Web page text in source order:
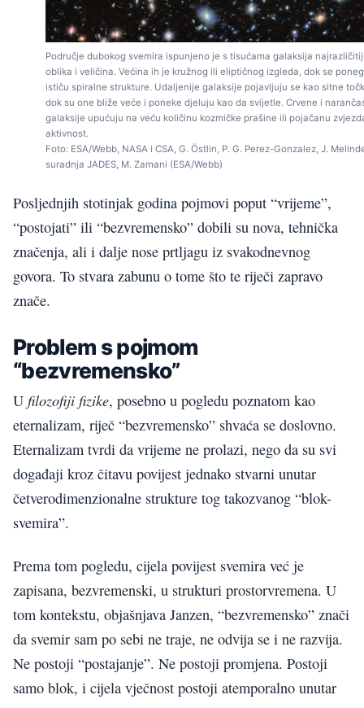
Područje dubokog svemira ispunjeno je s tisućama galaksija
oblika i veličina. Većina ih je kružnog ili eliptičnog izgleda, dok se
ističu spiralne strukture. Udaljenije galaksije pojavljuju se kao sitne
dok su one bliže veće i poneke djeluju kao da svijetle. Crvene i
galaksije upućuju na veću količinu kozmičke prašine ili pojačanu
aktivnost.
Foto: ESA/Webb, NASA i CSA, G. Östlin, P. G. Perez-Gonzalez, J.
suradnja JADES, M. Zamani (ESA/Webb)
Posljednjih stotinjak godina pojmovi poput “vrijeme”,
“postojati” ili “bezvremensko” dobili su nova, tehnička
značenja, ali i dalje nose prtljagu iz svakodnevnog
govora. To stvara zabunu o tome što te riječi zapravo
znače.
Problem s pojmom
“bezvremensko”
U filozofiji fizike, posebno u pogledu poznatom kao
eternalizam, riječ “bezvremensko” shvaća se doslovno.
Eternalizam tvrdi da vrijeme ne prolazi, nego da su svi
događaji kroz čitavu povijest jednako stvarni unutar
četverodimenzionalne strukture tog takozvanog “blok-
svemira”.
Prema tom pogledu, cijela povijest svemira već je
zapisana, bezvremenski, u strukturi prostorvremena. U
tom kontekstu, objašnjava Janzen, “bezvremensko” znači
da svemir sam po sebi ne traje, ne odvija se i ne razvija.
Ne postoji “postajanje”. Ne postoji promjena. Postoji
samo blok, i cijela vječnost postoji atemporalno unutar